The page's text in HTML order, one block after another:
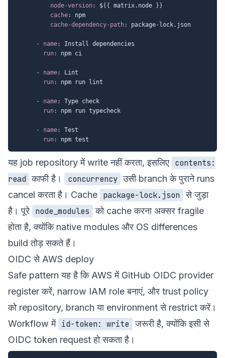
node-version: ${ { matrix.node } }
cache:
npm
cache-dependency-path: package- lock.json
- name:
Install dependencies
run: npm ci
- name:
Lint
run: npm run lint
- name:
Type check
run: npm run typecheck
- name:
Test
run:
यह job repository में write नहीं करता, इसलिए contents:
read काफी है। concurrency उसी branch के पुराने runs
cancel करता है। Cache package-lock.json से जुड़ा
है। पूरे node_modules को cache करना अक्सर fragile
होता है, क्योंकि native modules और OS differences
build तोड़ सकते हैं।
OIDC से AWS deploy
Safe pattern यह है कि AWS में GitHub OIDC provider
register करें, narrow IAM role बनाएं, और trust policy
को repository, branch या environment से restrict करें।
Workflow में id-token: write जरूरी है, क्योंकि इसी से
OIDC token request हो सकता है।